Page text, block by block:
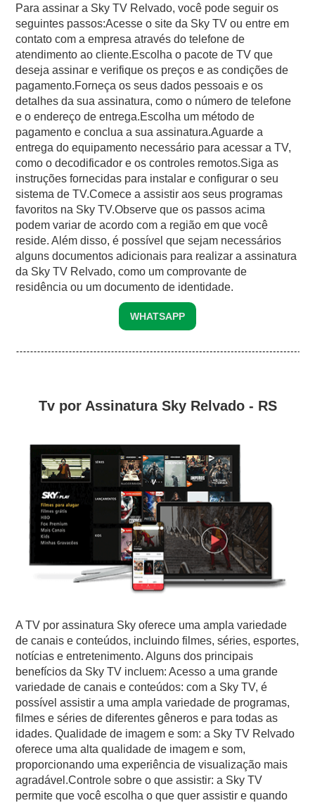
Para assinar a Sky TV Relvado, você pode seguir os
seguintes passos:Acesse o site da Sky TV ou entre em
contato com a empresa através do telefone de
atendimento ao cliente.Escolha o pacote de TV que
deseja assinar e verifique os preços e as condições de
pagamento.Forneça os seus dados pessoais e os
detalhes da sua assinatura, como o número de telefone
e o endereço de entrega.Escolha um método de
pagamento e conclua a sua assinatura.Aguarde a
entrega do equipamento necessário para acessar a TV,
como o decodificador e os controles remotos.Siga as
instruções fornecidas para instalar e configurar o seu
sistema de TV.Comece a assistir aos seus programas
favoritos na Sky TV.Observe que os passos acima
podem variar de acordo com a região em que você
reside. Além disso, é possível que sejam necessários
alguns documentos adicionais para realizar a assinatura
da Sky TV Relvado, como um comprovante de
residência ou um documento de identidade.
WHATSAPP
Tv por Assinatura Sky Relvado - RS
A TV por assinatura Sky oferece uma ampla variedade
de canais e conteúdos, incluindo filmes, séries, esportes,
notícias e entretenimento. Alguns dos principais
benefícios da Sky TV incluem: Acesso a uma grande
variedade de canais e conteúdos: com a Sky TV, é
possível assistir a uma ampla variedade de programas,
filmes e séries de diferentes gêneros e para todas as
idades. Qualidade de imagem e som: a Sky TV Relvado
oferece uma alta qualidade de imagem e som,
proporcionando uma experiência de visualização mais
agradável.Controle sobre o que assistir: a Sky TV
permite que você escolha o que quer assistir e quando